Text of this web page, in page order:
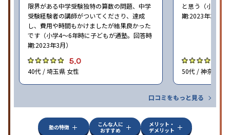
限界がある中学受験独特の算数の問題、中学
受験経験者の講師がついてくださり、達成
し、費用や時間もかけましたが結果良かった
です（小学4〜6年時に子どもが通塾。回答時
期:2023年3月）
5.0
40代 / 埼玉県 女性
と思う（小学6
期:2023年3月）
50代 / 神奈川県
口コミをもっと見る
塾の特徴
こんな人に
おすすめ
メリット・
デメリット